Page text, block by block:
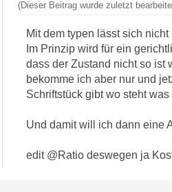
(Dieser Beitrag wurde zuletzt
Mit dem typen lässt sich nicht
Im Prinzip wird für ein
dass der Zustand nicht so ist
bekomme ich aber nur und
Schriftstück gibt wo steht
Und damit will ich dann eine
edit @Ratio deswegen ja